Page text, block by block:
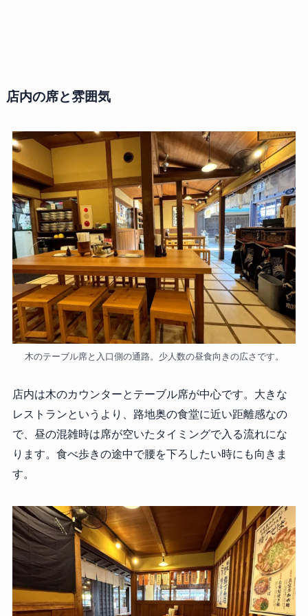
店内の席と雰囲気
木のテーブル席と入口側の通路。少人数の昼食向きの広さです。
店内は木のカウンターとテーブル席が中心です。大きな
レストランというより、路地奥の食堂に近い距離感なの
で、昼の混雑時は席が空いたタイミングで入る流れにな
ります。食べ歩きの途中で腰を下ろしたい時にも向きま
す。